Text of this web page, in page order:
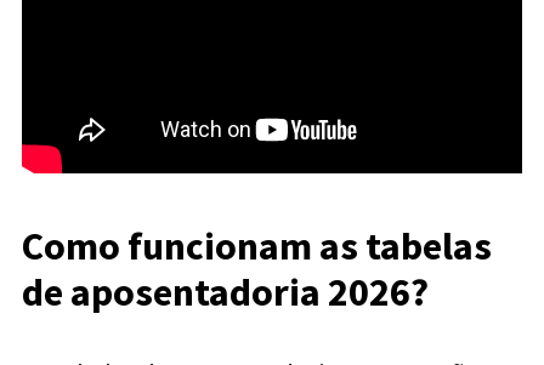
Como funcionam as tabelas
de aposentadoria 2026?